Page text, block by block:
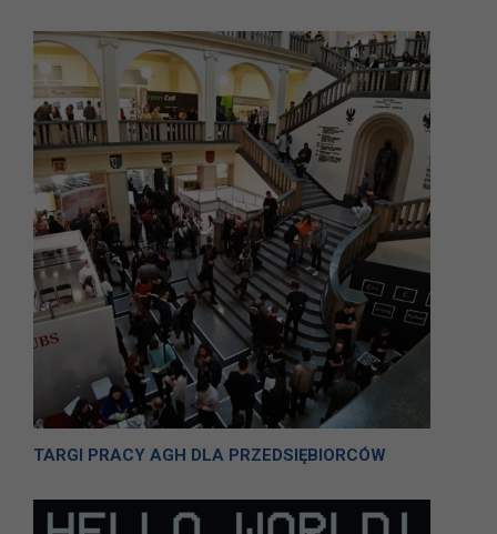
TARGI PRACY AGH DLA PRZEDSIĘBIORCÓW